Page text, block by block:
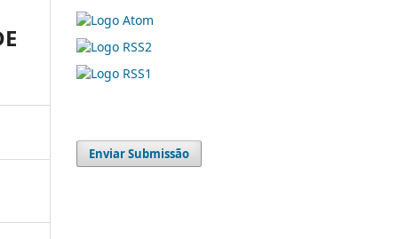
Enviar Submissão